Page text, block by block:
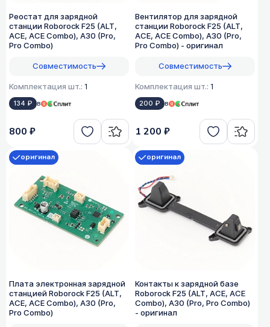
Реостат для зарядной
станции Roborock F25 (ALT,
ACE, ACE Combo), A30 (Pro,
Pro Combo)
Совместимость
Комплектация шт.: 1
134 ₽ в
800 ₽
Вентилятор для зарядной
станции Roborock F25 (ALT,
ACE, ACE Combo), A30 (Pro,
Pro Combo) - оригинал
Совместимость
Комплектация шт.: 1
200 ₽ в
1 200 ₽
Плата электронная зарядной
станцией Roborock F25 (ALT,
ACE, ACE Combo), A30 (Pro,
Pro Combo)
оригинал
Контакты к зарядной базе
Roborock F25 (ALT, ACE, ACE
Combo), A30 (Pro, Pro Combo)
- оригинал
оригинал